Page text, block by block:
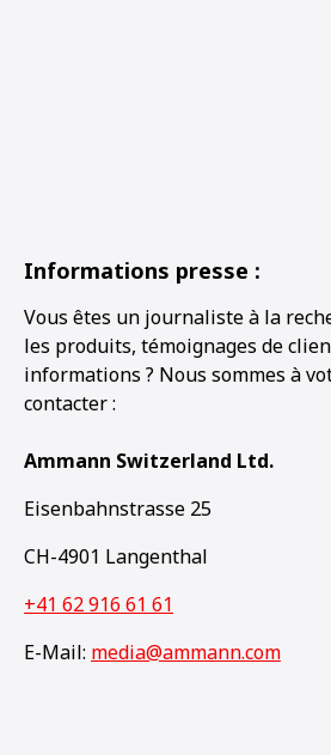
Informations presse :
Vous êtes un journaliste à la
les produits, témoignages de
informations ? Nous sommes à
contacter :
Ammann Switzerland Ltd.
Eisenbahnstrasse 25
CH-4901 Langenthal
+41 62 916 61 61
E-Mail: media@ammann.com